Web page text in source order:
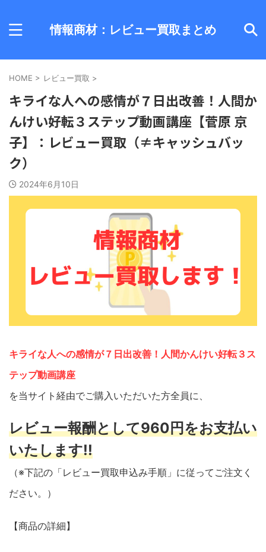
情報商材：レビュー買取まとめ
HOME > レビュー買取 >
キライな人への感情が７日出改善！人間か
んけい好転３ステップ動画講座【菅原 京
子】：レビュー買取（≠キャッシュバッ
ク）
2024年6月10日
キライな人への感情が７日出改善！人間かんけい好転３ス
テップ動画講座
を当サイト経由でご購入いただいた方全員に、
レビュー報酬として960円をお支払い
いたします!!
（※下記の「レビュー買取申込み手順」に従ってご注文く
ださい。）
【商品の詳細】